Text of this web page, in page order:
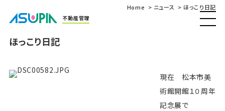
不動産管理
Home ニュース ほっこり日記
ほっこり日記
現在 松本市美
術館開館１０周年
記念展で